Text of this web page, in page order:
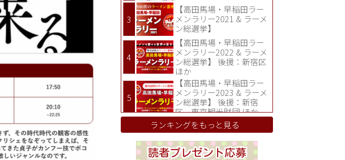
【高田馬場・早稲田ラー
メンラリー2021 & ラーメ
ン総選挙】
【高田馬場・早稲田ラー
メンラリー2022 & ラーメ
ン総選挙】 後援：新宿区
ほか
【高田馬場・早稲田ラー
メンラリー2023 & ラーメ
ン総選挙】 後援：新宿
区、東京観光財団 ほか
ランキングをもっと見る